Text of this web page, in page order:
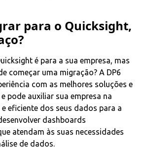
para o Quicksight,
é para a sua empresa, mas
começar uma migração? A DP6
com as melhores soluções e
pode auxiliar sua empresa na
eficiente dos seus dados para a
dashboards
atendam às suas necessidades
de dados.